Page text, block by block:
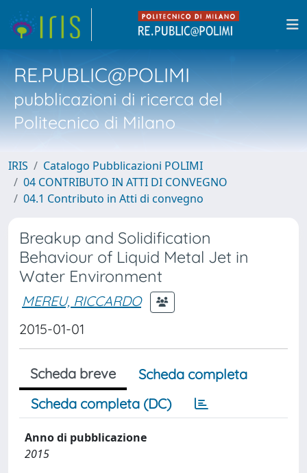
RE.PUBLIC@POLIMI
pubblicazioni di ricerca del
Politecnico di Milano
IRIS
Catalogo Pubblicazioni POLIMI
04 CONTRIBUTO IN ATTI DI CONVEGNO
04.1 Contributo in Atti di convegno
Breakup and Solidification
Behaviour of Liquid Metal Jet in
Water Environment
MEREU, RICCARDO
2015-01-01
Scheda breve
Scheda completa
Scheda completa (DC)
Anno di pubblicazione
2015